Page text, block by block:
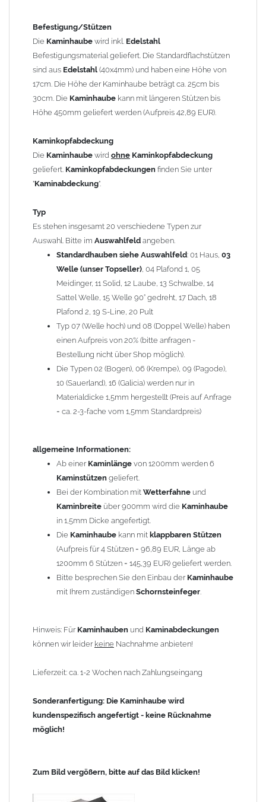
1,5mm hergestellt (Preis auf Anfrage = ca. 2-3-fache vom
1,5mm Standardpreis)
allgemeine Informationen:
Ab einer Kaminlängevon 1200mm werden 6
Kaminstützengeliefert.
Bei der Kombination mitWetterfahneundKaminbreite
angefertigt.
DieKaminhaubekann mitklappbaren Stützen
für 4 Stützen = 96,89 EUR, Länge ab 1200mm 6 Stützen =
145,39 EUR) geliefert werden.
Ihrem zuständigen
Hinweis: FürKaminhaubenundKaminabdeckungenkönnen wir
Nachnahme anbieten!
Lieferzeit: ca. 1-2 Wochen nach Zahlungseingang
Sonderanfertigung: Die Kaminhaube wird kundenspezifisch
angefertigt - keine Rücknahme möglich!
Zum Bild vergößern, bitte auf das Bild klicken!
Befestigung/Stützen
Die Kaminhaube wird inkl. Edelstahl
Befestigungsmaterial geliefert. Die Standardflachstützen
sind aus Edelstahl (40x4mm) und haben eine Höhe von
17cm. Die Höhe der Kaminhaube beträgt ca. 25cm bis
30cm. Die Kaminhaube kann mit längeren Stützen bis
Höhe 450mm geliefert werden (Aufpreis 42,89 EUR).
Kaminkopfabdeckung
Die Kaminhaube wird ohne Kaminkopfabdeckung
geliefert. Kaminkopfabdeckungen finden Sie unter
"Kaminabdeckung".
Typ
Es stehen insgesamt 20 verschiedene Typen zur
Auswahl. Bitte im Auswahlfeld angeben.
Standardhauben siehe Auswahlfeld: 01 Haus, 03
Welle (unser Topseller), 04 Plafond 1, 05
Meidinger, 11 Solid, 12 Laube, 13 Schwalbe, 14
Sattel Welle, 15 Welle 90° gedreht, 17 Dach, 18
Plafond 2, 19 S-Line, 20 Pult
Typ 07 (Welle hoch) und 08 (Doppel Welle) haben
einen Aufpreis von 20% (bitte anfragen -
Bestellung nicht über Shop möglich).
Die Typen 02 (Bogen), 06 (Krempe), 09 (Pagode),
10 (Sauerland), 16 (Galicia) werden nur in
Materialdicke 1,5mm hergestellt (Preis auf Anfrage
= ca. 2-3-fache vom 1,5mm Standardpreis)
allgemeine Informationen:
Ab einer Kaminlänge von 1200mm werden 6
Kaminstützen geliefert.
Bei der Kombination mit Wetterfahne und
Kaminbreite über 900mm wird die Kaminhaube
in 1,5mm Dicke angefertigt.
Die Kaminhaube kann mit klappbaren Stützen
(Aufpreis für 4 Stützen = 96,89 EUR, Länge ab
1200mm 6 Stützen = 145,39 EUR) geliefert werden.
Bitte besprechen Sie den Einbau der Kaminhaube
mit Ihrem zuständigen Schornsteinfeger.
Hinweis: Für Kaminhauben und Kaminabdeckungen
können wir leider keine Nachnahme anbieten!
Lieferzeit: ca. 1-2 Wochen nach Zahlungseingang
Sonderanfertigung: Die Kaminhaube wird
kundenspezifisch angefertigt - keine Rücknahme
möglich!
Zum Bild vergößern, bitte auf das Bild klicken!